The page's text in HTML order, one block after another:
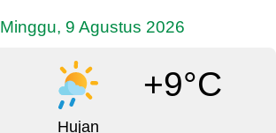
Minggu, 9 Agustus 2026
+9°C
Hujan